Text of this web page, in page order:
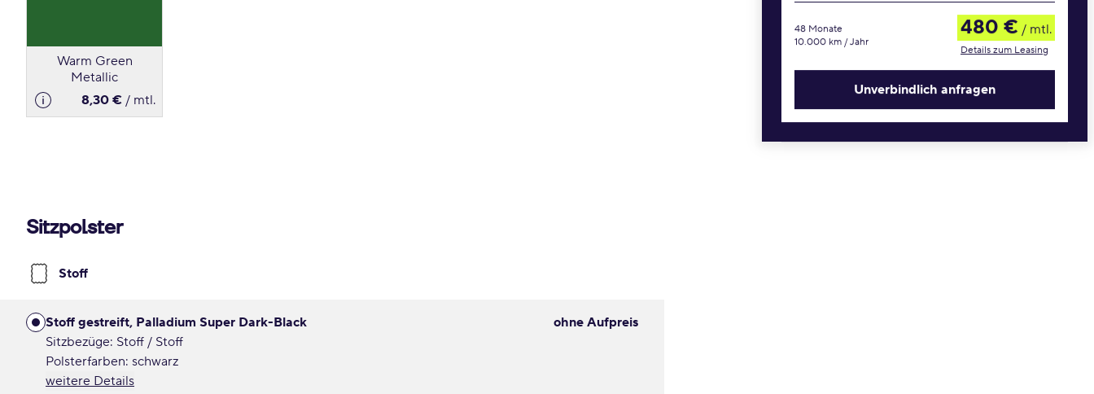
Warm Green
Metallic
8,30 € / mtl.
Sitzpolster
Stoff
Stoff gestreift, Palladium Super Dark-Black
Sitzbezüge: Stoff / Stoff
Polsterfarben: schwarz
weitere Details
ohne Aufpreis
48 Monate
10.000 km / Jahr
480 € / mtl.
Details zum Leasing
Unverbindlich anfragen